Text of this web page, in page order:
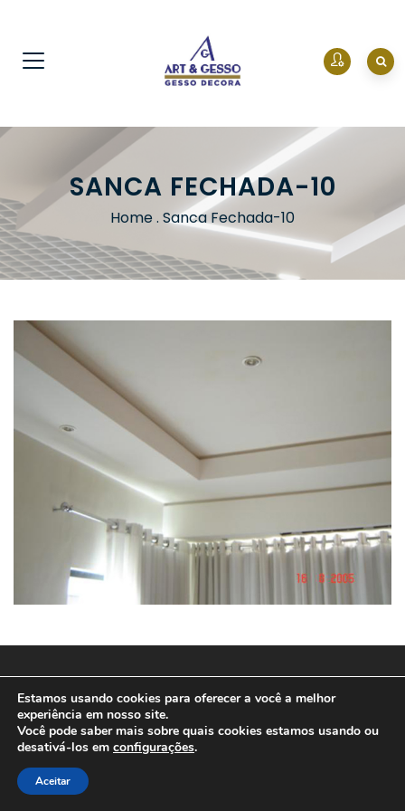
SANCA FECHADA-10
Home. Sanca Fechada-10
Estamos usando cookies para oferecer a você a melhor
experiência em nosso site.
Você pode saber mais sobre quais cookies estamos usando ou
desativá-los em configurações.
Aceitar